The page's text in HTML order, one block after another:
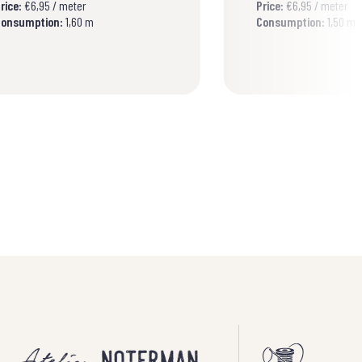
€6,95 / meter
1,60 m
Price: €6,95 / meter
Consumption: 1,50 m